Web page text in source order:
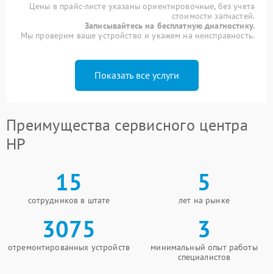
Цены в прайс-листе указаны ориентировочные, без учета
стоимости запчастей.
Записывайтесь на бесплатную диагностику.
Мы проверим ваше устройство и укажем на неисправность.
Показать все услуги
Преимущества сервисного центра
HP
15
сотрудников в штате
5
лет на рынке
3075
отремонтированных устройств
3
минимальный опыт работы
специалистов